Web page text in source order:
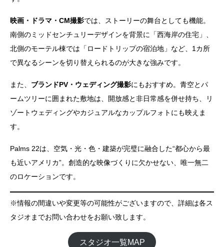
映画・ドラマ・CM撮影では、ストーリーの舞台としても機能。
南側のミッドセンチュリーデザインを背景に「西海岸の住宅」、
北側のモーテル棟では「ロードトリップの宿泊地」など、1カ所
で異なるシーンを切り替えられるのが大きな強みです。
また、 ブランドPV・ウェディング撮影にもおすすめ。青空とパ
ームツリーに囲まれた敷地は、開放感と非日常感を併せ持ち、リ
ゾートウェディングやカジュアルなカップルフォトにも映えま
す。
Palms 22は、空気・光・色・建築が完璧に融合した“都心から最
も近いアメリカ”。創造的な映像づくりに欠かせない、唯一無二
のロケーションです。
※情報の間違いや変更等の可能性がございますので、詳細は各ス
タジオまでお問い合わせをお願い致します。
スタジオ一覧MAP